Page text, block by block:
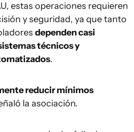
estas operaciones requieren
y seguridad, ya que tanto
dependen casi
técnicos y
.
reducir mínimos
la asociación.